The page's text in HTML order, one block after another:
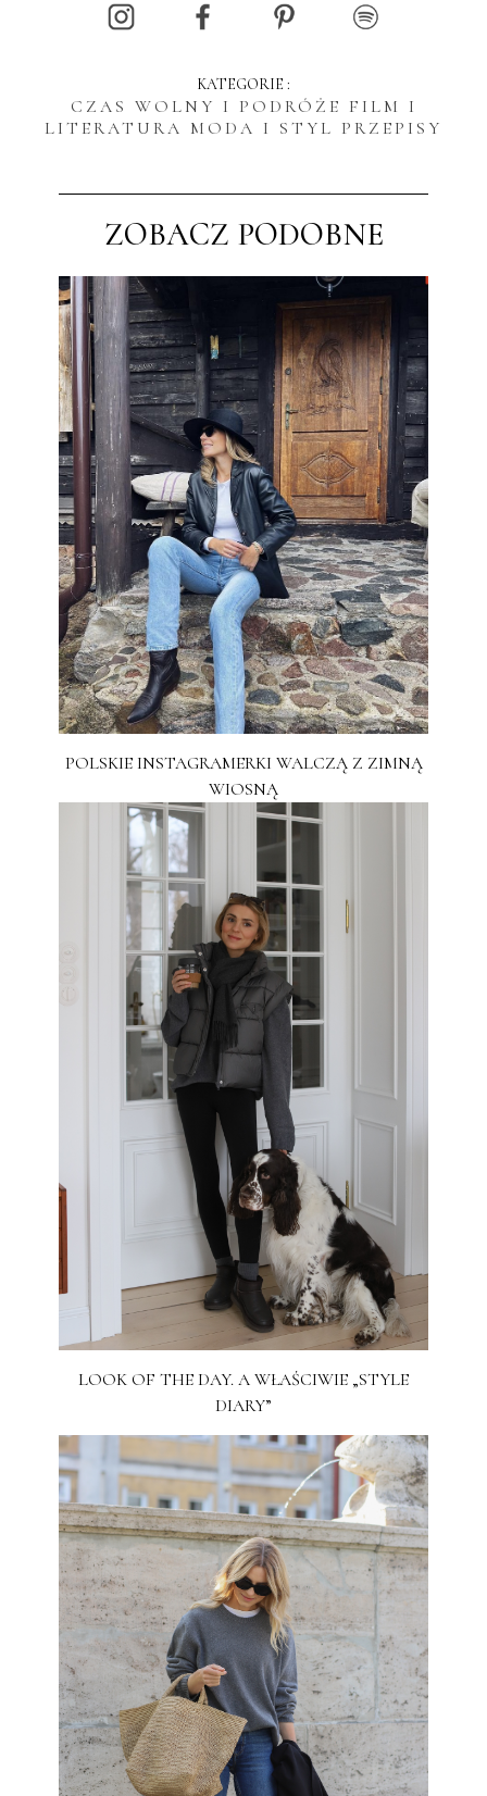
KATEGORIE :
CZAS WOLNY I PODRÓŻE FILM I
LITERATURA MODA I STYL PRZEPISY
ZOBACZ PODOBNE
POLSKIE INSTAGRAMERKI WALCZĄ Z ZIMNĄ
WIOSNĄ
LOOK OF THE DAY. A WŁAŚCIWIE „STYLE
DIARY”